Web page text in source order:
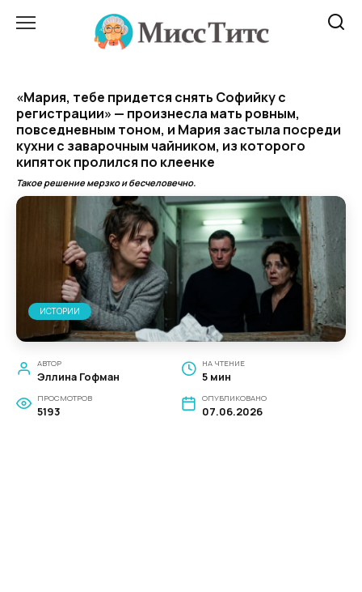
«Мария, тебе придется снять Софийку с
регистрации» — произнесла мать ровным,
повседневным тоном, и Мария застыла посреди
кухни с заварочным чайником, из которого
кипяток пролился по клеенке
Такое решение мерзко и бесчеловечно.
ИСТОРИИ
АВТОР
Эллина Гофман
НА ЧТЕНИЕ
5 мин
ПРОСМОТРОВ
5193
ОПУБЛИКОВАНО
07.06.2026